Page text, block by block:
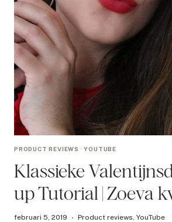
PRODUCT REVIEWS ·YOUTUBE
Klassieke
up Tutorial | Zoeva
februari 5, 2019 Product reviews,YouTube